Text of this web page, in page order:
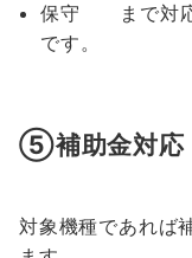
保守 まで対応
です。
⑤補助金対応
対象機種であれば